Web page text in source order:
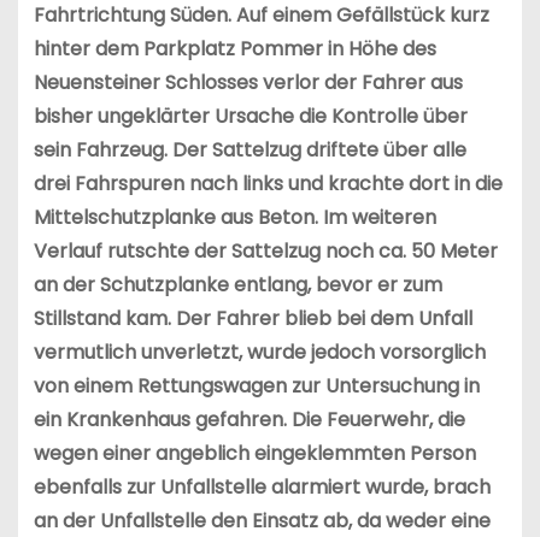
Fahrtrichtung Süden. Auf einem Gefällstück kurz
hinter dem Parkplatz Pommer in Höhe des
Neuensteiner Schlosses verlor der Fahrer aus
bisher ungeklärter Ursache die Kontrolle über
sein Fahrzeug. Der Sattelzug driftete über alle
drei Fahrspuren nach links und krachte dort in die
Mittelschutzplanke aus Beton. Im weiteren
Verlauf rutschte der Sattelzug noch ca. 50 Meter
an der Schutzplanke entlang, bevor er zum
Stillstand kam. Der Fahrer blieb bei dem Unfall
vermutlich unverletzt, wurde jedoch vorsorglich
von einem Rettungswagen zur Untersuchung in
ein Krankenhaus gefahren. Die Feuerwehr, die
wegen einer angeblich eingeklemmten Person
ebenfalls zur Unfallstelle alarmiert wurde, brach
an der Unfallstelle den Einsatz ab, da weder eine